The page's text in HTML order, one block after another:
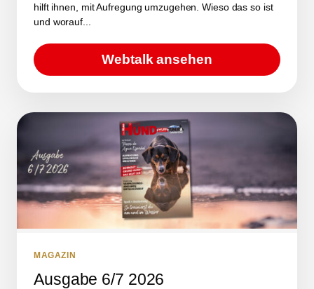
hilft ihnen, mit Aufregung umzugehen. Wieso das so ist
und worauf...
Webtalk ansehen
MAGAZIN
Ausgabe 6/7 2026